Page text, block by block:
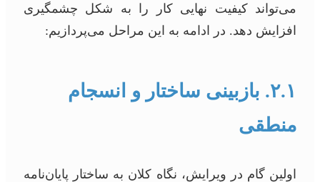
می‌تواند کیفیت نهایی کار را به شکل چشمگیری
افزایش دهد. در ادامه به این مراحل می‌پردازیم:
۲.۱. بازبینی ساختار و انسجام
منطقی
اولین گام در ویرایش، نگاه کلان به ساختار پایان‌نامه